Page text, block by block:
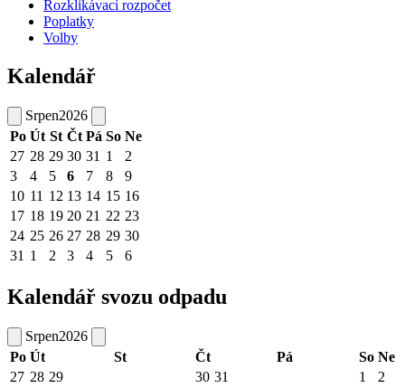
Rozklikávací rozpočet
Poplatky
Volby
Kalendář
Srpen2026
Po Út St Čt Pá So Ne
27 28 29 30 31 1
2
3
4 5 6 7 8
9
10 11 12 13 14 15 16
17 18 19 20 21 22 23
24 25 26 27 28 29 30
31 1 2 3 4 5 6
Kalendář svozu odpadu
Srpen2026
Po Út St Čt Pá So Ne
27 28 29 30 31 1
2